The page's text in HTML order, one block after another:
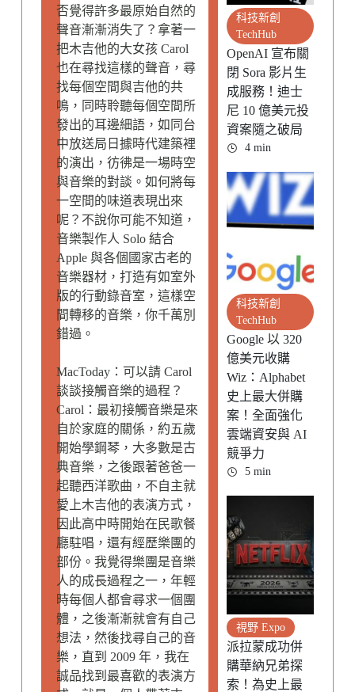
否覺得許多最原始自然的
聲音漸漸消失了？拿著一
把木吉他的大女孩 Carol
也在尋找這樣的聲音，尋
找每個空間與吉他的共
鳴，同時聆聽每個空間所
發出的耳邊細語，如同台
中放送局日據時代建築裡
的演出，彷彿是一場時空
與音樂的對談。如何將每
一空間的味道表現出來
呢？不說你可能不知道，
音樂製作人 Solo 結合
Apple 與各個國家古老的
音樂器材，打造有如室外
版的行動錄音室，這樣空
間轉移的音樂，你千萬別
錯過。
MacToday：可以請 Carol
談談接觸音樂的過程？
Carol：最初接觸音樂是來
自於家庭的關係，約五歲
開始學鋼琴，大多數是古
典音樂，之後跟著爸爸一
起聽西洋歌曲，不自主就
愛上木吉他的表演方式，
因此高中時開始在民歌餐
廳駐唱，還有經歷樂團的
部份。我覺得樂團是音樂
人的成長過程之一，年輕
時每個人都會尋求一個團
體，之後漸漸就會有自己
想法，然後找尋自己的音
樂，直到 2009 年，我在
誠品找到最喜歡的表演方
科技新創
TechHub
OpenAI 宣布關
閉 Sora 影片生
成服務！迪士
尼 10 億美元投
資案隨之破局
4 min
科技新創
TechHub
Google 以 320
億美元收購
Wiz：Alphabet
史上最大併購
案！全面強化
雲端資安與 AI
競爭力
5 min
視野 Expo
派拉蒙成功併
購華納兄弟探
索！為史上最